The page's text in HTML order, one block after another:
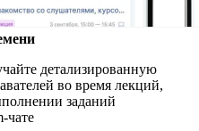
детализированную
во время лекций,
заданий
чате